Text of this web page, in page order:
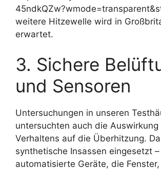
weitere Hitzewelle wird in
erwartet.
3. Sichere
und Sensoren
Untersuchungen in unseren
untersuchten auch die Auswirkung
Verhaltens auf die Überhitzung.
synthetische Insassen eingesetzt
automatisierte Geräte, die Fenster,